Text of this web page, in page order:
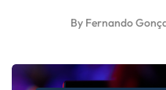
By Fernando